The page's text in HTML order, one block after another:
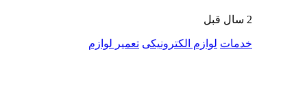
2 سال قبل
خدمات لوازم الکترونیکی تعمیر لوازم